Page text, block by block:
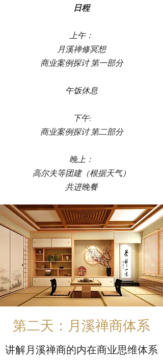
日程
上午：
月溪禅修冥想
商业案例探讨 第一部分​
午饭休息
下午:
商业案例探讨 第二部分
晚上：
高尔夫等团建（根据天气）
​共进晚餐
第二天：月溪禅商体系
讲解月溪禅商的内在商业思维体系